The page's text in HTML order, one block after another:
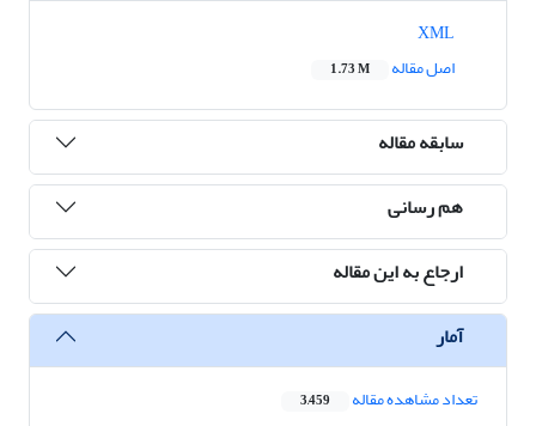
اصل مقاله
1.73 M
سابقه مقاله
هم رسانی
ارجاع به این مقاله
آمار
تعداد مشاهده مقاله 3,459